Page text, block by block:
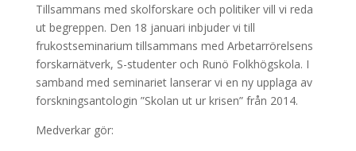
Tillsammans med skolforskare och politiker vill vi reda
ut begreppen. Den 18 januari inbjuder vi till
frukostseminarium tillsammans med Arbetarrörelsens
forskarnätverk, S-studenter och Runö Folkhögskola. I
samband med seminariet lanserar vi en ny upplaga av
forskningsantologin ”Skolan ut ur krisen” från 2014.
Medverkar gör: